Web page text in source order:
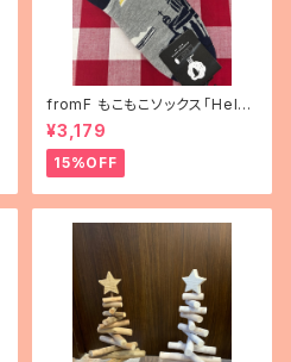
fromF もこもこソックス「Helsi
nki（ヘルシンキ）」
¥3,179
15%OFF